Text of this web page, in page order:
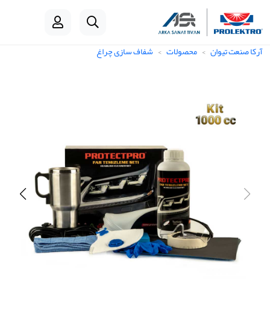
آرکا صنعت تیوان محصولات شفاف سازی چراغ